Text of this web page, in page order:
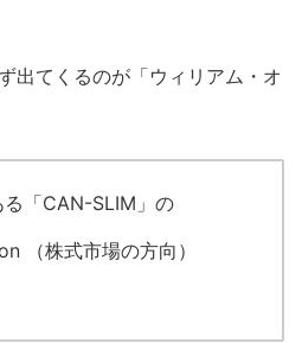
出てくるのが「ウィリアム・オ
「CAN-SLIM」の
（株式市場の方向）